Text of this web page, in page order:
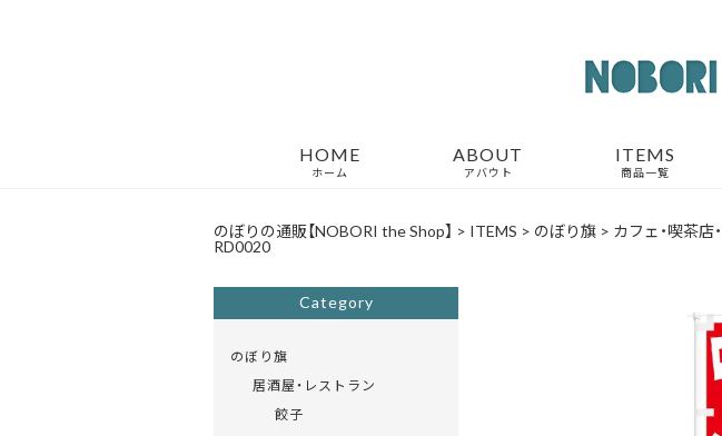
HOME
ホーム
ABOUT
アバウト
ITEMS
商品一覧
のぼりの通販【NOBORI the Shop】 > ITEMS > のぼり旗 > カフェ・喫茶店
RD0020
Category
のぼり旗
居酒屋・レストラン
餃子